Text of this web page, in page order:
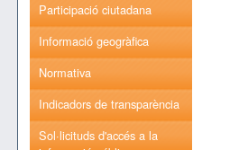
Participació ciutadana
Informació geogràfica
Normativa
Indicadors de transparència
Sol·licituds d'accés a la